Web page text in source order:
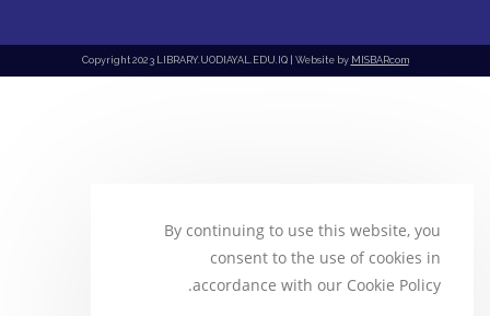
Copyright 2023 LIBRARY.UODIAYAL.EDU.IQ | Website byMISBARcom
By continuing to use this website, you
consent to the use of cookies in
accordance with our Cookie Policy.